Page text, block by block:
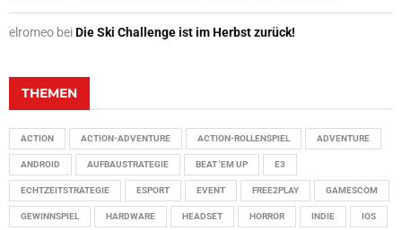
elromeo beiDie Ski Challenge ist im Herbst zurück!
THEMEN
ACTION ACTION-ADVENTURE ACTION-ROLLENSPIEL ADVENTURE
ANDROID AUFBAUSTRATEGIE BEAT 'EM UP E3
ECHTZEITSTRATEGIE ESPORT EVENT FREE2PLAY GAMESCOM
GEWINNSPIEL HARDWARE HEADSET HORROR INDIE IOS